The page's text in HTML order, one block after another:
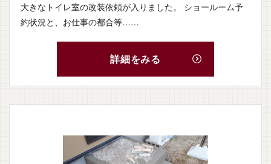
大きなトイレ室の改装依頼が入りました。 ショールーム予
約状況と、お仕事の都合等……
詳細をみる